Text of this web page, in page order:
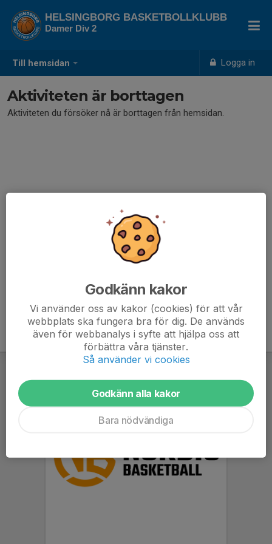
Till hemsidan Logga in
HELSINGBORG BASKETBOLLKLUBB
Damer Div 2
Aktiviteten är borttagen
Aktiviteten du försöker nå är borttagen från hemsidan.
Godkänn kakor
Vi använder oss av kakor (cookies) för att vår
webbplats ska fungera bra för dig. De används
även för webbanalys i syfte att hjälpa oss att
förbättra våra tjänster.
Så använder vi cookies
Godkänn alla kakor
Bara nödvändiga